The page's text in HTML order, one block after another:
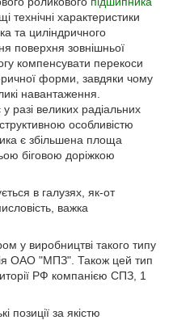
технічні характеристики
та циліндричного
поверхня зовнішньої
компенсувати перекоси
форми, завдяки чому
навантаження.
великих радіальних
особливістю
є збільшена площа
біговою доріжкою
в галузях, як-от
важка
у виробництві такого типу
ОАО "МПЗ". Також цей тип
РФ компанією СПЗ, 1
позиції за якістю